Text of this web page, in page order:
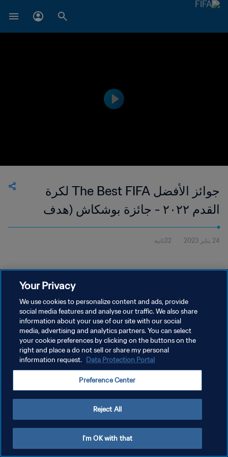
جوائز الأفضل The Best FIFA لكرة
القدم ٢٠٢٢ - جائزة بوشكاش (هدف
العام) - فرانسيسكو جونزاليز ميتيلي
24 يناير 2023 22ثانية
سياسة الخصوصية
شروط الخدمة
إدارة تفضيلات ملفات تعريف الارتباط
حقوق النشر والطبع والتأليف © ١٩٩٤ - ٢٠٢٦ FIFA. جميع الحقوق محفوظة.
Your Privacy
We use cookies to personalize content and ads, provide
social media features and analyse our traffic. We also share
information about your use of our site with our social
media, advertising and analytics partners. You can select
your cookie preferences by clicking on the buttons on the
right and place a do not sell or share my personal
information request. Data Protection Portal
Preference Center
Reject All
I'm OK with that